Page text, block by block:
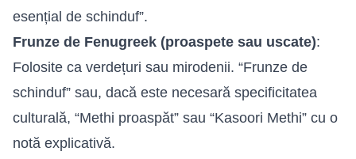
esențial de schinduf”.
Frunze de Fenugreek (proaspete sau uscate):
Folosite ca verdețuri sau mirodenii. “Frunze de
schinduf” sau, dacă este necesară specificitatea
culturală, “Methi proaspăt” sau “Kasoori Methi” cu o
notă explicativă.